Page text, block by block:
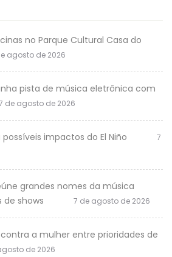
no Parque Cultural Casa do
agosto de 2026
pista de música eletrônica com
de agosto de 2026
impactos do El Niño
7
grandes nomes da música
de shows
7 de agosto de 2026
a mulher entre prioridades de
de 2026